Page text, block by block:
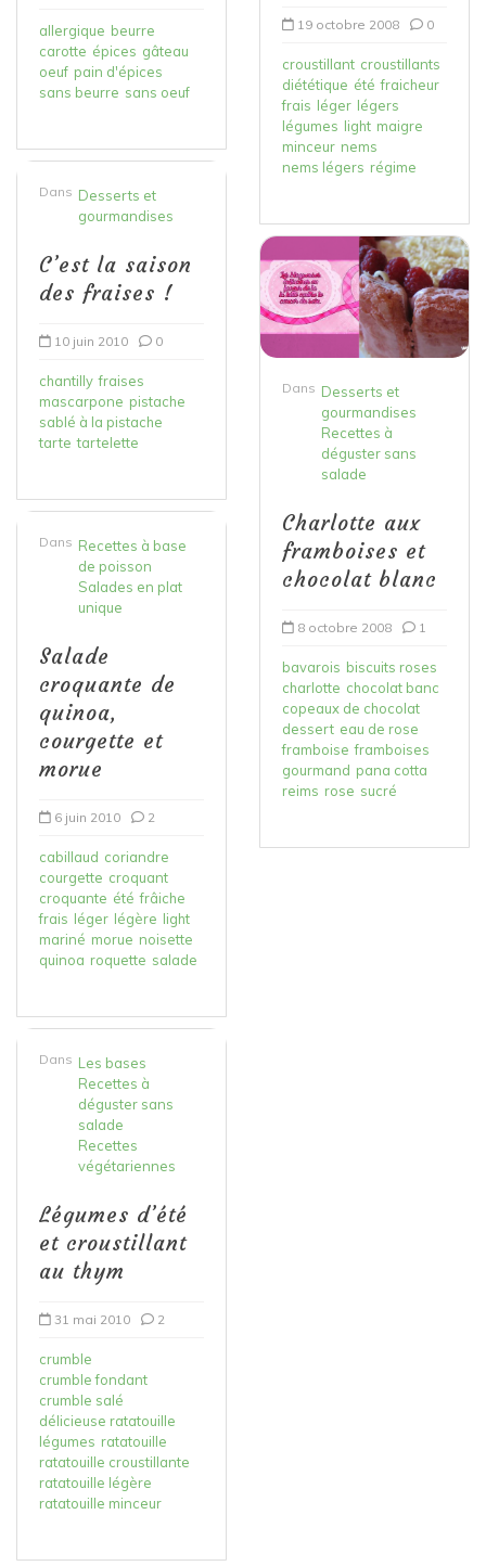
allergique beurre
carotte épices gâteau
oeuf pain d'épices
sans beurre sans oeuf
Dans Desserts et
gourmandises
C’est la saison
des fraises !
10 juin 2010 0
chantilly fraises
mascarpone pistache
sablé à la pistache
tarte tartelette
Dans Recettes à base
de poisson
Salades en plat
unique
Salade
croquante de
quinoa,
courgette et
morue
6 juin 2010 2
cabillaud coriandre
courgette croquant
croquante été frâiche
frais léger légère light
mariné morue noisette
quinoa roquette salade
Dans Les bases
Recettes à
déguster sans
salade
Recettes
végétariennes
Légumes d’été
et croustillant
au thym
31 mai 2010 2
crumble
crumble fondant
crumble salé
délicieuse ratatouille
légumes ratatouille
ratatouille croustillante
ratatouille légère
ratatouille minceur
19 octobre 2008 0
croustillant croustillants
diététique été fraicheur
frais léger légers
légumes light maigre
minceur nems
nems légers régime
Dans Desserts et
gourmandises
Recettes à
déguster sans
salade
Charlotte aux
framboises et
chocolat blanc
8 octobre 2008 1
bavarois biscuits roses
charlotte chocolat banc
copeaux de chocolat
dessert eau de rose
framboise framboises
gourmand pana cotta
reims rose sucré